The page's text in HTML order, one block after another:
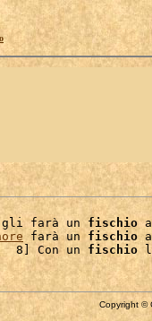
farà un fischio
farà un fischio
Con un fischio
Copyright ©